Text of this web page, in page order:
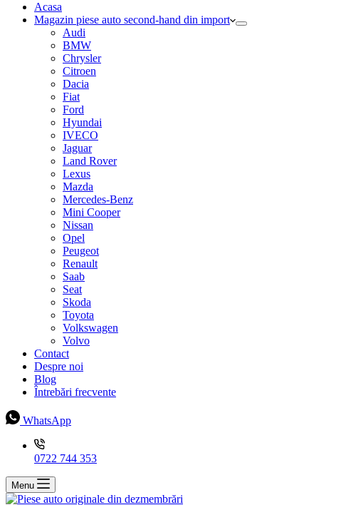
cumpărături
Acasa
Magazin piese auto second-hand din import
Audi
BMW
Chrysler
Citroen
Dacia
Fiat
Ford
Hyundai
IVECO
Jaguar
Land Rover
Lexus
Mazda
Mercedes-Benz
Mini Cooper
Nissan
Opel
Peugeot
Renault
Saab
Seat
Skoda
Toyota
Volkswagen
Volvo
Contact
Despre noi
Blog
Întrebări frecvente
WhatsApp
0722 744 353
Menu